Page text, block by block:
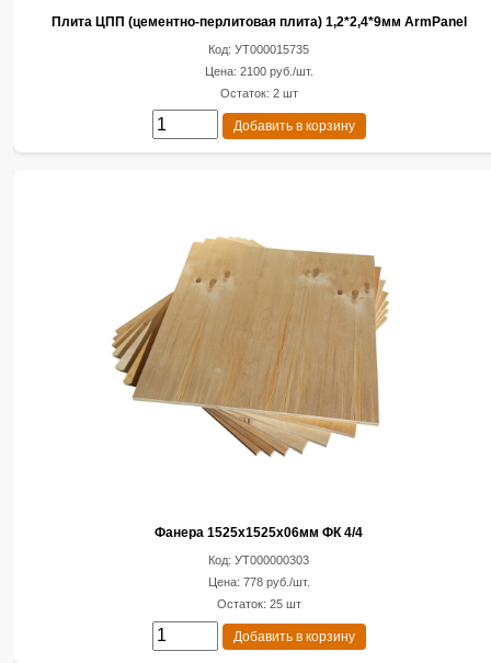
Плита ЦПП (цементно-перлитовая плита) 1,2*2,4*9мм ArmPanel
Код: УТ000015735
Цена: 2100 руб./шт.
Остаток: 2 шт
Добавить в корзину
Фанера 1525х1525х06мм ФК 4/4
Код: УТ000000303
Цена: 778 руб./шт.
Остаток: 25 шт
Добавить в корзину